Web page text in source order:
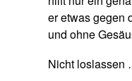
er etwas gegen
und ohne
Nicht loslassen